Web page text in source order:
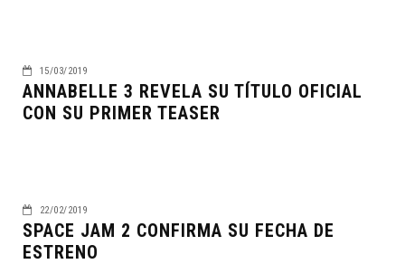
15/03/2019
ANNABELLE 3 REVELA SU TÍTULO OFICIAL
CON SU PRIMER TEASER
22/02/2019
SPACE JAM 2 CONFIRMA SU FECHA DE
ESTRENO